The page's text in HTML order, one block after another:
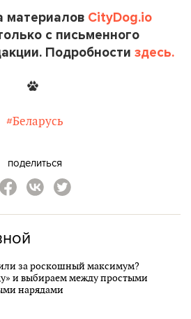
материалов CityDog.io
с письменного
Подробности здесь.
#Беларусь
поделиться